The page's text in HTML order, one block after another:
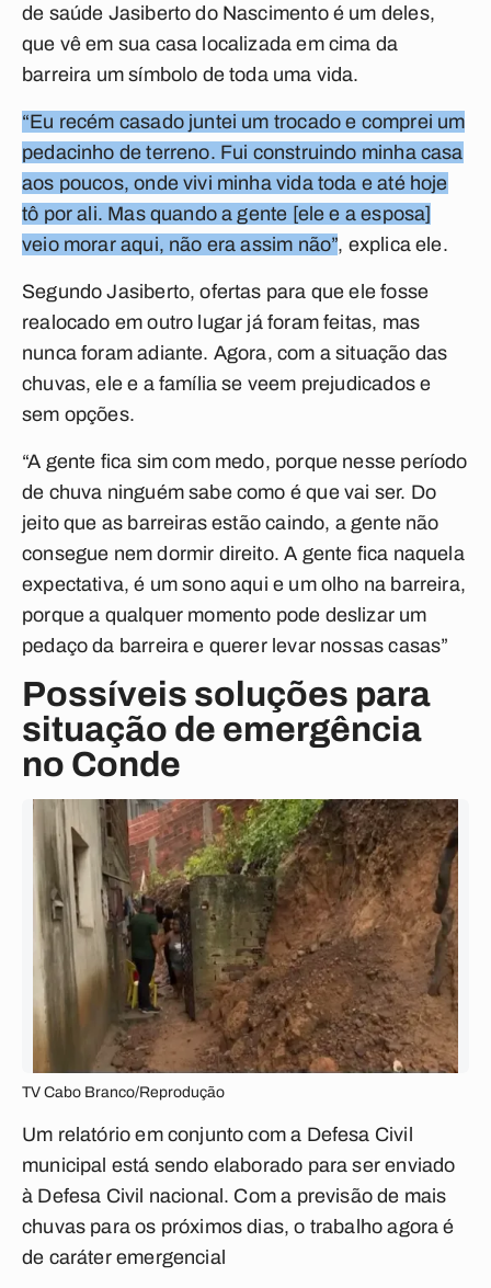
de saúde Jasiberto do Nascimento é um deles,
que vê em sua casa localizada em cima da
barreira um símbolo de toda uma vida.
“Eu recém casado juntei um trocado e comprei um
pedacinho de terreno. Fui construindo minha casa
aos poucos, onde vivi minha vida toda e até hoje
tô por ali. Mas quando a gente [ele e a esposa]
veio morar aqui, não era assim não”, explica ele.
Segundo Jasiberto, ofertas para que ele fosse
realocado em outro lugar já foram feitas, mas
nunca foram adiante. Agora, com a situação das
chuvas, ele e a família se veem prejudicados e
sem opções.
“A gente fica sim com medo, porque nesse período
de chuva ninguém sabe como é que vai ser. Do
jeito que as barreiras estão caindo, a gente não
consegue nem dormir direito. A gente fica naquela
expectativa, é um sono aqui e um olho na barreira,
porque a qualquer momento pode deslizar um
pedaço da barreira e querer levar nossas casas”
Possíveis soluções para
situação de emergência
no Conde
TV Cabo Branco/Reprodução
Um relatório em conjunto com a Defesa Civil
municipal está sendo elaborado para ser enviado
à Defesa Civil nacional. Com a previsão de mais
chuvas para os próximos dias, o trabalho agora é
de caráter emergencial